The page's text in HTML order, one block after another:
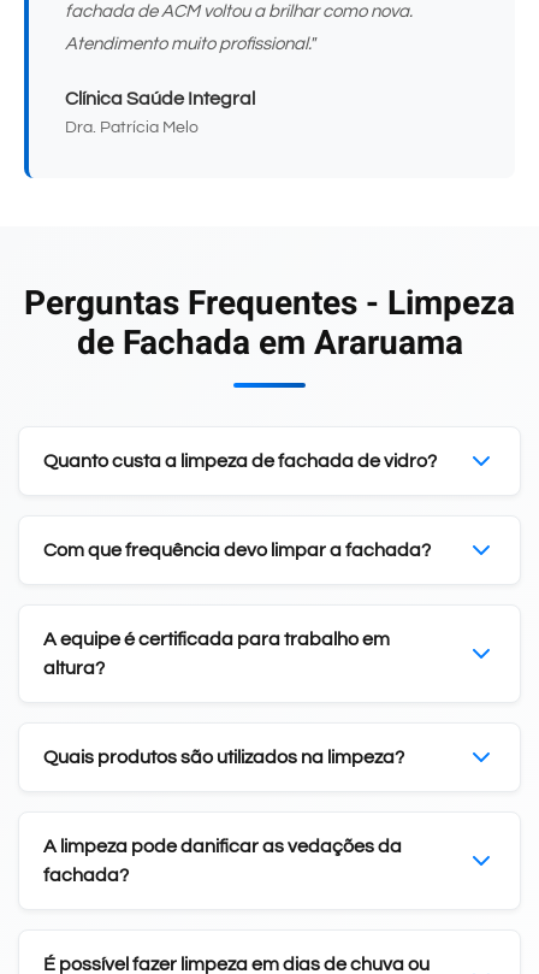
fachada de ACM voltou a brilhar como nova.
Atendimento muito profissional."
Clínica Saúde Integral
Dra. Patrícia Melo
Perguntas Frequentes - Limpeza
de Fachada em Araruama
Quanto custa a limpeza de fachada de vidro?
Com que frequência devo limpar a fachada?
A equipe é certificada para trabalho em
altura?
Quais produtos são utilizados na limpeza?
A limpeza pode danificar as vedações da
fachada?
É possível fazer limpeza em dias de chuva ou